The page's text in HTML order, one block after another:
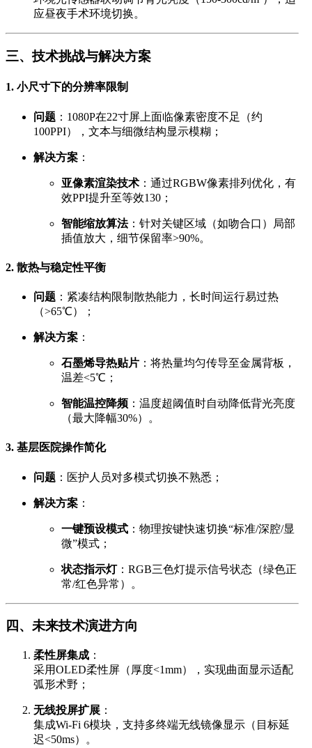
应昼夜手术环境切换。
三、技术挑战与解决方案
1. 小尺寸下的分辨率限制
问题 ：1080P在22寸屏上面临像素密度不足（约
100PPI），文本与细微结构显示模糊；
解决方案 ：
亚像素渲染技术 ：通过RGBW像素排列优化，有
效PPI提升至等效130；
智能缩放算法：针对关键区域（如吻合口）局部
插值放大，细节保留率>90%。
2. 散热与稳定性平衡
问题 ：紧凑结构限制散热能力，长时间运行易过热
（>65℃）；
解决方案 ：
石墨烯导热贴片 ：将热量均匀传导至金属背板，
温差<5℃；
智能温控降频 ：温度超阈值时自动降低背光亮度
（最大降幅30%）。
3. 基层医院操作简化
问题 ：医护人员对多模式切换不熟悉；
解决方案 ：
一键预设模式 ：物理按键快速切换“标准/深腔/显
微”模式；
状态指示灯：RGB三色灯提示信号状态（绿色正
常/红色异常）。
四、未来技术演进方向
柔性屏集成 ：
采用OLED柔性屏（厚度<1mm），实现曲面显示适配
弧形术野；
无线投屏扩展 ：
集成Wi-Fi 6模块，支持多终端无线镜像显示（目标延
迟<50ms）。